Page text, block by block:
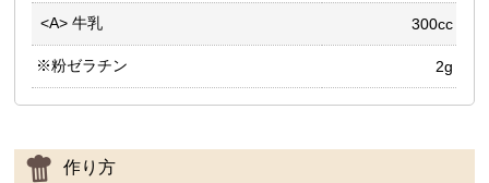
<A> 牛乳 300cc
※粉ゼラチン 2g
作り方